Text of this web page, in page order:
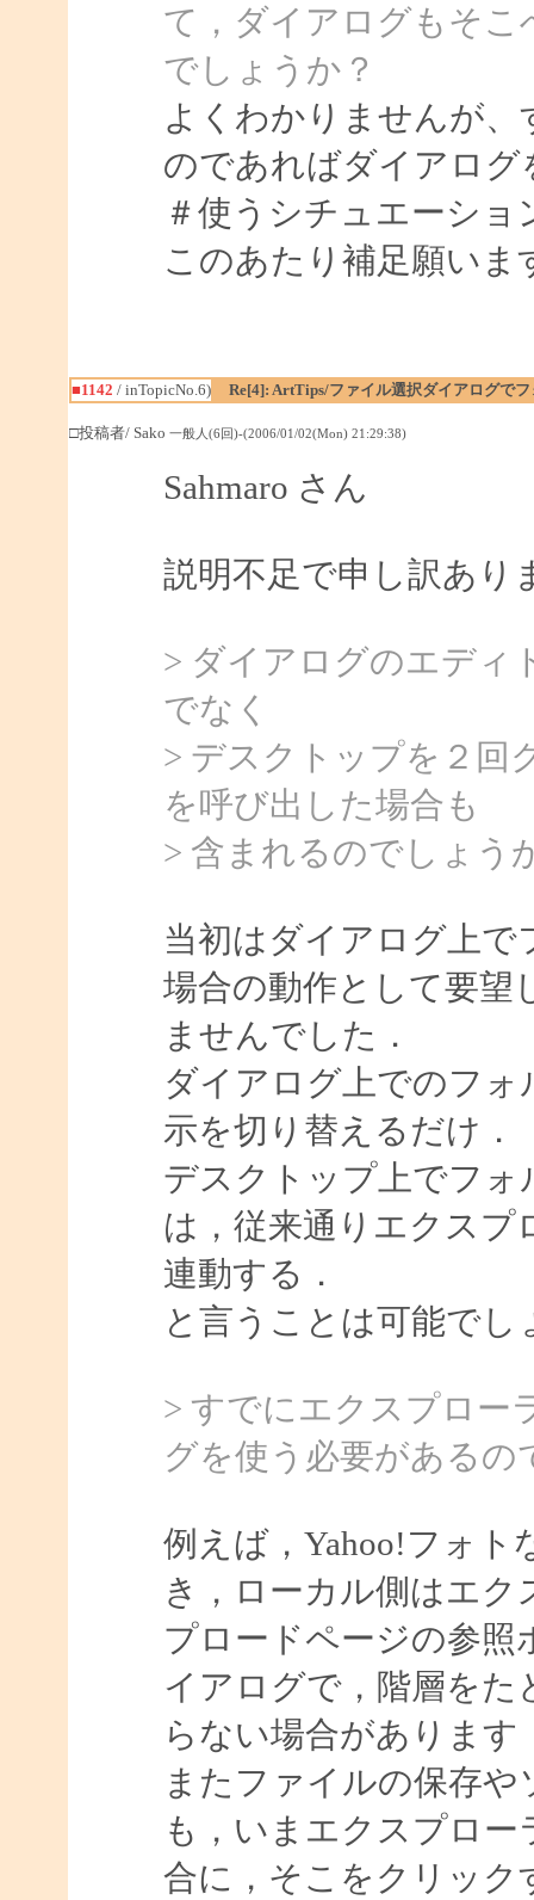
て，ダイアログもそ
でしょうか？
よくわかりませんが
のであればダイアロ
＃使うシチュエーシ
このあたり補足願いま
■1142 / inTopicNo.6) Re[4]: ArtTips/ファイル選択ダイアログで
□投稿者/ Sako 一般人(6回)-(2006/01/02(Mon) 21:29:38)
Sahmaro さん
説明不足で申し訳あり
> ダイアログのエディ
でなく
> デスクトップを２回
を呼び出した場合も
> 含まれるのでしょう
当初はダイアログ上で
場合の動作として要望
ませんでした．
ダイアログ上でのフ
示を切り替えるだけ．
デスクトップ上でフォ
は，従来通りエクスプ
連動する．
と言うことは可能でし
> すでにエクスプロー
グを使う必要があるの
例えば，Yahoo!フォ
き，ローカル側はエ
プロードページの参
イアログで，階層を
らない場合があります
またファイルの保存
も，いまエクスプロ
合に，そこをクリッ